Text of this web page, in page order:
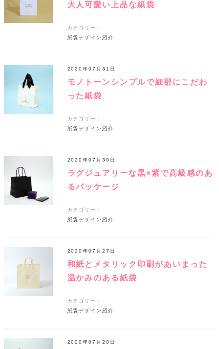
大人可愛い上品な紙袋
カテゴリー：
紙袋デザイン紹介
モノトーンシンプルで細部にこだわ
った紙袋
2020年07月31日
カテゴリー：
紙袋デザイン紹介
ラグジュアリーな黒×紫で高級感のあ
るパッケージ
2020年07月30日
カテゴリー：
紙袋デザイン紹介
和紙とメタリック印刷があいまった
温かみのある紙袋
2020年07月27日
カテゴリー：
紙袋デザイン紹介
2020年07月20日